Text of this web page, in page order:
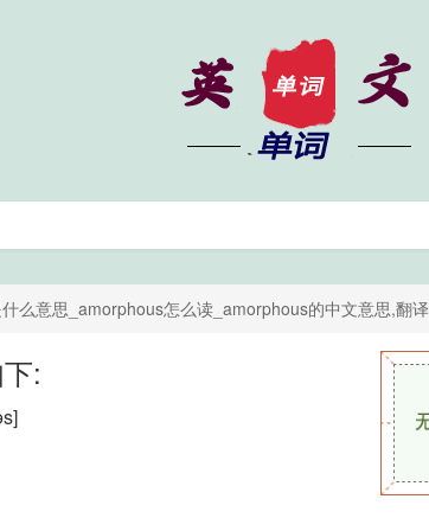
么意思_amorphous怎么读_amorphous的中文意思,翻译
: